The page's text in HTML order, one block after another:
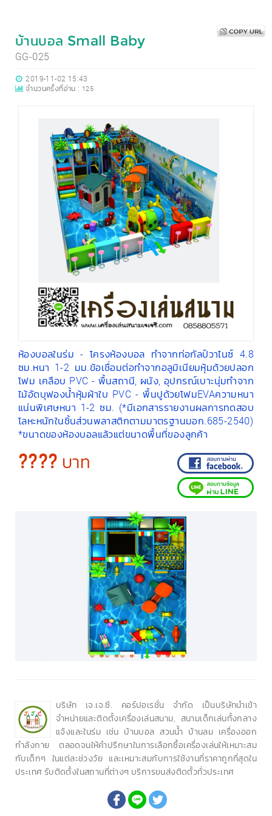
บ้านบอล Small Baby
GG-025
2019-11-02 15:43
จำนวนครั้งที่อ่าน : 125
ห้องบอลในร่ม - โครงห้องบอล ทำจากท่อกัลป์วาไนซ์ 4.8
ซม.หนา 1-2 มม.ข้อเชื่อมต่อทำจากอลูมิเนียมหุ้มด้วยปลอก
โฟม เคลือบ PVC - พื้นสถานี, ผนัง, อุปกรณ์เบาะนุ่มทำจาก
ไม้อัดบุฟองน้ำหุ้มผ้าใบ PVC - พื้นปูด้วยโฟมEVAความหนา
แน่นพิเศษหนา 1-2 ซม. (*มีเอกสารรายงานผลการทดสอบ
โลหะหนักในชิ้นส่วนพลาสติกตามมาตรฐานมอก.685-2540)
*ขนาดของห้องบอลแล้วแต่ขนาดพื้นที่ของลูกค้า
???? บาท
บริษัท เจ.เจ.ซี. คอร์ปอเรชั่น จำกัด เป็นบริษัทนำเข้า
จำหน่ายและติดตั้งเครื่องเล่นสนาม, สนามเด็กเล่นทั้งกลาง
แจ้งและในร่ม เช่น บ้านบอล สวนน้ำ บ้านลม เครื่องออก
กำลังกาย ตลอดจนให้คำปรึกษาในการเลือกซื้อเครื่องเล่นให้เหมาะสม
กับเด็กๆ ในแต่ละช่วงวัย และเหมาะสมกับการใช้งานที่ราคาถูกที่สุดใน
ประเทศ รับติดตั้งในสถานที่ต่างๆ บริการขนส่งติดตั้วทั่วประเทศ